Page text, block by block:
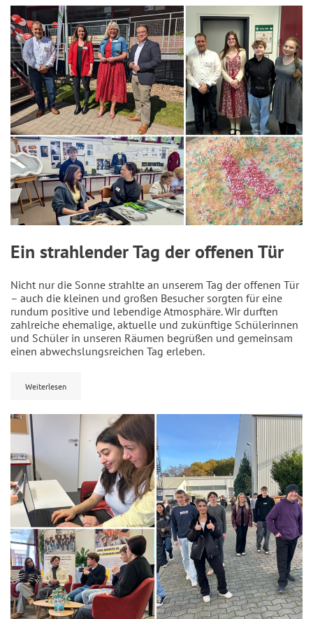
Ein strahlender Tag der offenen Tür
Nicht nur die Sonne strahlte an unserem Tag der offenen Tür
– auch die kleinen und großen Besucher sorgten für eine
rundum positive und lebendige Atmosphäre. Wir durften
zahlreiche ehemalige, aktuelle und zukünftige Schülerinnen
und Schüler in unseren Räumen begrüßen und gemeinsam
einen abwechslungsreichen Tag erleben.
Weiterlesen